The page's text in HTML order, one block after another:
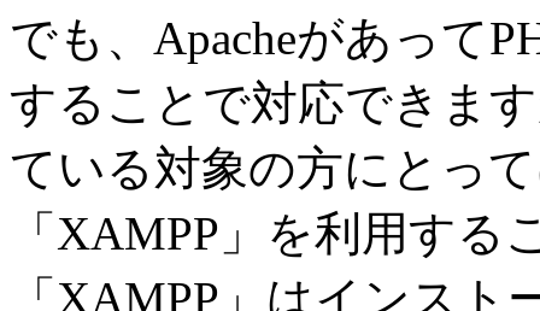
でも、Apacheがあって
することで対応できま
ている対象の方にとっ
「XAMPP」を利用す
「XAMPP」はインスト